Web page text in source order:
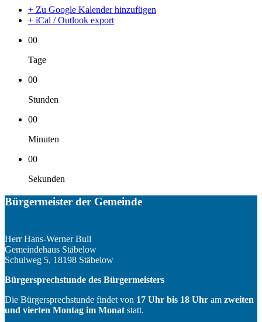
+ Zu Google Kalender hinzufügen
+ iCal / Outlook export
00
Tage
00
Stunden
00
Minuten
00
Sekunden
Bürgermeister der Gemeinde
Herr Hans-Werner Bull
Gemeindehaus Stäbelow
Schulweg 5, 18198 Stäbelow
Bürgersprechstunde des Bürgermeisters
Die Bürgersprechstunde findet von 17 Uhr bis 18 Uhr am zweiten
und vierten Montag im Monatstatt.